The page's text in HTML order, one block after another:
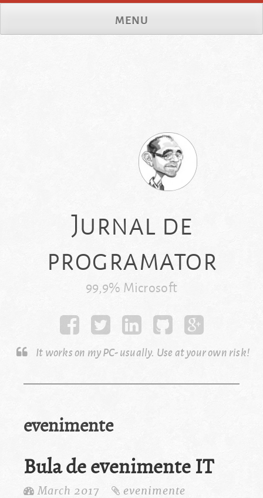
Jurnal de
programator
99,9% Microsoft
It works on my PC- usually. Use at your own risk!
MENU
evenimente
Bula de evenimente IT
March 2017 evenimente